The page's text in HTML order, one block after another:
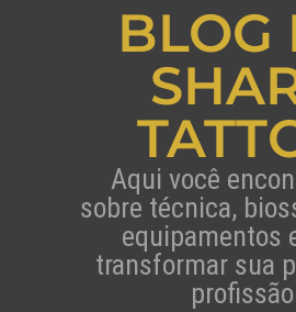
BLOG
Aqui você
sobre técnica,
equipamentos
transformar sua